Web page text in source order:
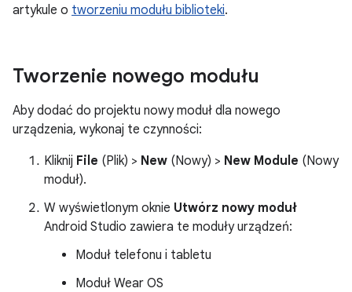
artykule o tworzeniu modułu biblioteki.
Tworzenie nowego modułu
Aby dodać do projektu nowy moduł dla nowego
urządzenia, wykonaj te czynności:
Kliknij File (Plik) > New (Nowy) > New Module (Nowy
moduł).
W wyświetlonym oknie Utwórz nowy moduł
Android Studio zawiera te moduły urządzeń:
Moduł telefonu i tabletu
Moduł Wear OS